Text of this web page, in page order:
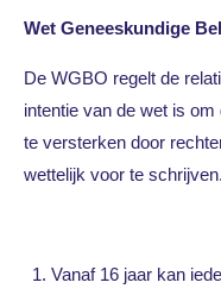
Wet Geneeskundige
De WGBO regelt de
intentie van de wet is
te versterken door
wettelijk voor te schrijven.
Vanaf 16 jaar kan